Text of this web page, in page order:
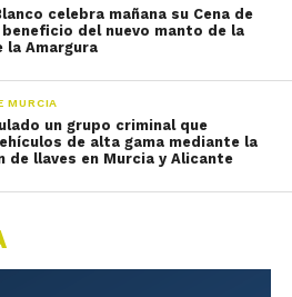
celebra mañana su Cena de
beneficio del nuevo manto de la
la Amargura
MURCIA
un grupo criminal que
de alta gama mediante la
de llaves en Murcia y Alicante